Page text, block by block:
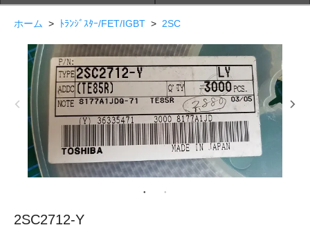
ホーム > ﾄﾗﾝｼﾞｽﾀｰ/FET/IGBT > 2SC
2SC2712-Y